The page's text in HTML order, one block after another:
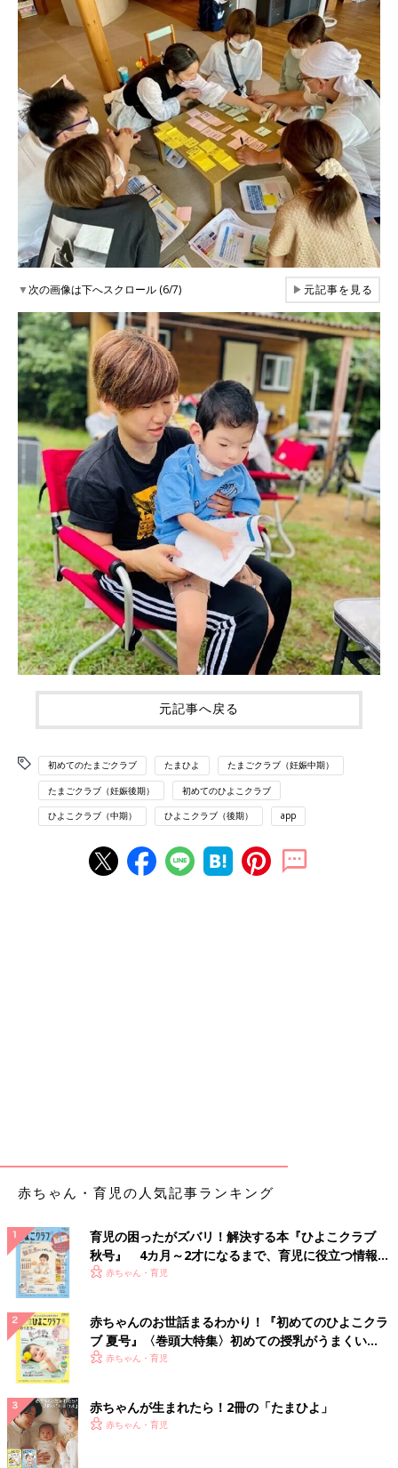
▼次の画像は下へスクロール (6/7) ▶元記事を見る
元記事へ戻る
初めてのたまごクラブ たまひよ たまごクラブ（妊娠中期）
たまごクラブ（妊娠後期） 初めてのひよこクラブ
ひよこクラブ（中期） ひよこクラブ（後期） app
赤ちゃん・育児の人気記事ランキング
育児の困ったがズバリ！解決する本『ひよこクラブ
秋号』 4カ月～2才になるまで、育児に役立つ情報が
いっぱい！
赤ちゃん・育児
赤ちゃんのお世話まるわかり！『初めてのひよこクラ
ブ 夏号』〈巻頭大特集〉初めての授乳がうまくい
く！ おっぱい・ミルクの基本と夏のトラブル 解決テ
赤ちゃん・育児
赤ちゃんが生まれたら！2冊の「たまひよ」
赤ちゃん・育児